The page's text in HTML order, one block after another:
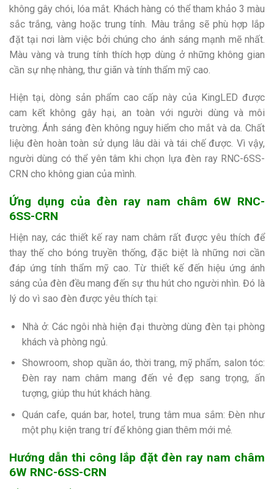
không gây chói, lóa mắt. Khách hàng có thể tham khảo 3 màu
sắc trắng, vàng hoặc trung tính. Màu trắng sẽ phù hợp lắp
đặt tại nơi làm việc bởi chúng cho ánh sáng mạnh mẽ nhất.
Màu vàng và trung tính thích hợp dùng ở những không gian
cần sự nhẹ nhàng, thư giãn và tính thẩm mỹ cao.
Hiện tại, dòng sản phẩm cao cấp này của KingLED được
cam kết không gây hại, an toàn với người dùng và môi
trường. Ánh sáng đèn không nguy hiểm cho mắt và da. Chất
liệu đèn hoàn toàn sử dụng lâu dài và tái chế được. Vì vậy,
người dùng có thể yên tâm khi chọn lựa đèn ray RNC-6SS-
CRN cho không gian của mình.
Ứng dụng của đèn ray nam châm 6W RNC-
6SS-CRN
Hiện nay, các thiết kế ray nam châm rất được yêu thích để
thay thế cho bóng truyền thống, đặc biệt là những nơi cần
đáp ứng tính thẩm mỹ cao. Từ thiết kế đến hiệu ứng ánh
sáng của đèn đều mang đến sự thu hút cho người nhìn. Đó là
lý do vì sao đèn được yêu thích tại:
Nhà ở: Các ngôi nhà hiện đại thường dùng đèn tại phòng
khách và phòng ngủ.
Showroom, shop quần áo, thời trang, mỹ phẩm, salon tóc:
Đèn ray nam châm mang đến vẻ đẹp sang trọng, ấn
tượng, giúp thu hút khách hàng.
Quán cafe, quán bar, hotel, trung tâm mua sắm: Đèn như
một phụ kiện trang trí để không gian thêm mới mẻ.
Hướng dẫn thi công lắp đặt đèn ray nam châm
6W RNC-6SS-CRN